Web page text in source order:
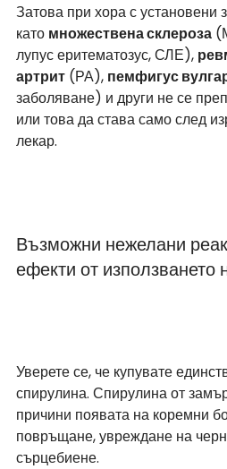
Затова при хора с установени
като множествена склероза
лупус еритематозус, СЛЕ),
артрит (РА), пемфигус
заболяване) и други не се
или това да става само след
лекар.
Възможни нежелани
ефекти от използването
Уверете се, че купувате
спирулина. Спирулина от
причини появата на коремни
повръщане, увреждане на
сърцебиене.